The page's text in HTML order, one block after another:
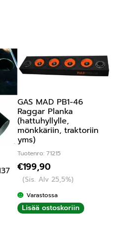
GAS MAD PB1-46
Raggar Planka
(hattuhyllylle,
mönkkäriin, traktoriin
yms)
Tuotenro: 71215
€199,90
(Sis. Alv 25,5%)
Varastossa
Lisää ostoskoriin